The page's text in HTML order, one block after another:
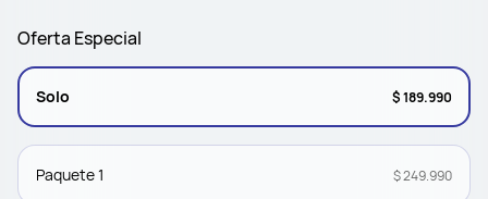
Oferta Especial
Solo $ 189.990
Paquete 1 $ 249.990